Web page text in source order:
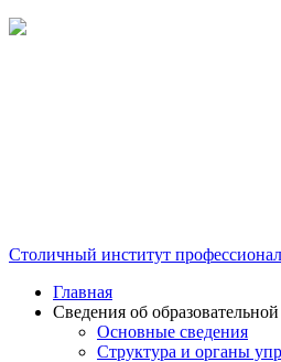
Столичный институт
Главная
Сведения об
Основные сведения
Структура и органы